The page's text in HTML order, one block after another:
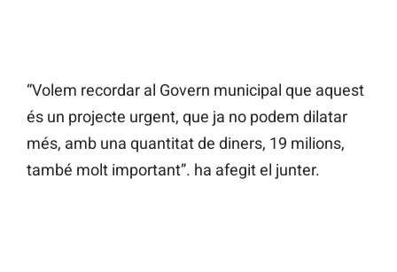
“Volem recordar al Govern municipal que aquest
és un projecte urgent, que ja no podem dilatar
més, amb una quantitat de diners, 19 milions,
també molt important”. ha afegit el junter.